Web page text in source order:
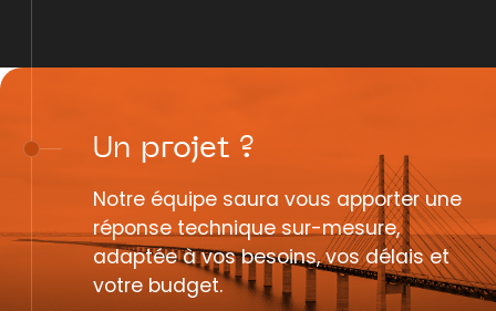
Un projet ?
Notre équipe saura vous apporter une
réponse technique sur-mesure,
adaptée à vos besoins, vos délais et
votre budget.